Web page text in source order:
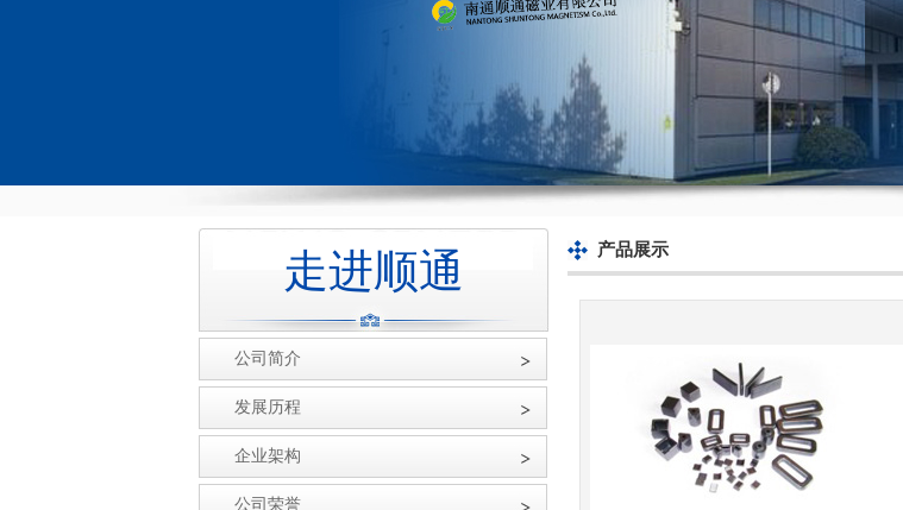
走进顺通
公司简介
发展历程
企业架构
公司荣誉
产品展示